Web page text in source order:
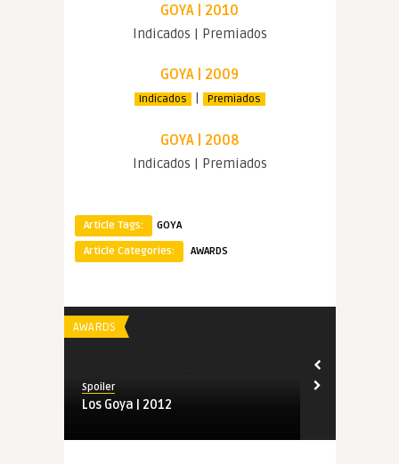
GOYA | 2010
Indicados | Premiados
GOYA | 2009
Indicados | Premiados
GOYA | 2008
Indicados | Premiados
Article Tags:
GOYA
Article Categories:
AWARDS
AWARDS
Spoiler
Los Goya | 2012